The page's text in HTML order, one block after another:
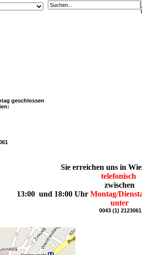
geschlossen
Sie erreichen uns in
telefonisch
zwischen
13:00 und 18:00 Uhr Montag/
unter
0043 (1) 2123061